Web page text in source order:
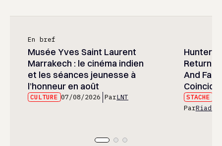
En bref
Musée Yves Saint Laurent
Marrakech : le cinéma indien
et les séances jeunesse à
l’honneur en août
CULTURE 07/08/2026 ParLNT
Hunter
And
STACHE
ParRiad